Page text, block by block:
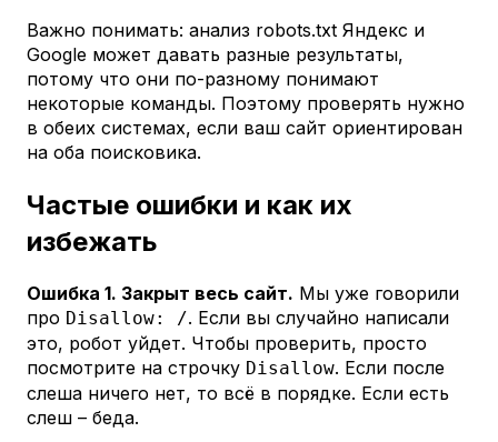
Важно понимать: анализ robots.txt Яндекс и
Google может давать разные результаты,
потому что они по-разному понимают
некоторые команды. Поэтому проверять нужно
в обеих системах, если ваш сайт ориентирован
на оба поисковика.
Частые ошибки и как их
избежать
Ошибка 1. Закрыт весь сайт. Мы уже говорили
про Disallow: /. Если вы случайно написали
это, робот уйдет. Чтобы проверить, просто
посмотрите на строчку Disallow. Если после
слеша ничего нет, то всё в порядке. Если есть
слеш – беда.